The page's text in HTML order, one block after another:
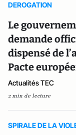
DEROGATION
Le
demande
dispensé de
Pacte
Actualités TEC
2 min de lecture
SPIRALE DE LA